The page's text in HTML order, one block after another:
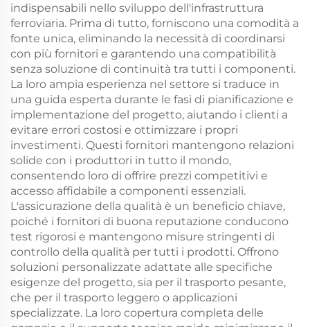
indispensabili nello sviluppo dell'infrastruttura
ferroviaria. Prima di tutto, forniscono una comodità a
fonte unica, eliminando la necessità di coordinarsi
con più fornitori e garantendo una compatibilità
senza soluzione di continuità tra tutti i componenti.
La loro ampia esperienza nel settore si traduce in
una guida esperta durante le fasi di pianificazione e
implementazione del progetto, aiutando i clienti a
evitare errori costosi e ottimizzare i propri
investimenti. Questi fornitori mantengono relazioni
solide con i produttori in tutto il mondo,
consentendo loro di offrire prezzi competitivi e
accesso affidabile a componenti essenziali.
L'assicurazione della qualità è un beneficio chiave,
poiché i fornitori di buona reputazione conducono
test rigorosi e mantengono misure stringenti di
controllo della qualità per tutti i prodotti. Offrono
soluzioni personalizzate adattate alle specifiche
esigenze del progetto, sia per il trasporto pesante,
che per il trasporto leggero o applicazioni
specializzate. La loro copertura completa delle